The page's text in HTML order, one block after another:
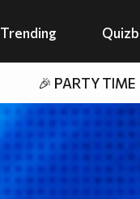
Trending
🎉 PARTY TIME